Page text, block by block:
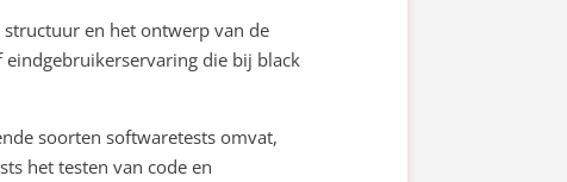
en het ontwerp van de
die bij black
soorten softwaretests omvat,
het testen van code en